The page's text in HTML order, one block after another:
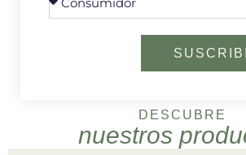
DESCUBRE
nuestros